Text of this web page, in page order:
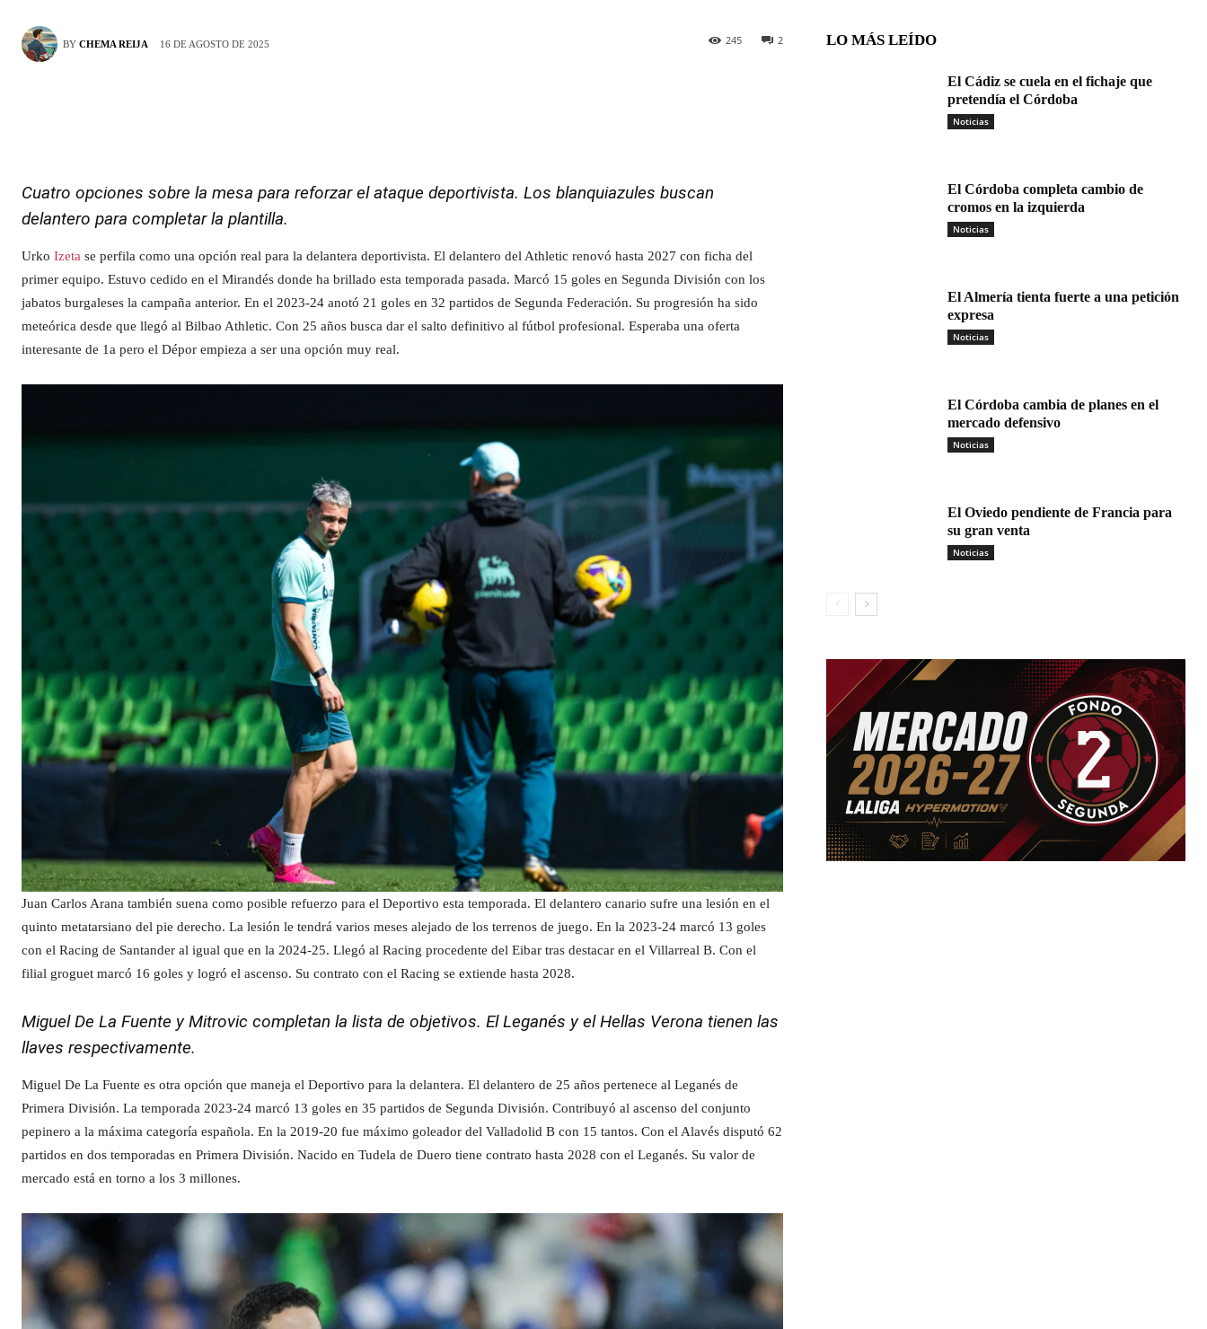
BY CHEMA REIJA 16 DE AGOSTO DE 2025 2
245
Cuatro opciones sobre la mesa para reforzar el ataque deportivista. Los blanquiazules buscan
delantero para completar la plantilla.
Urko Izeta se perfila como una opción real para la delantera deportivista. El delantero del Athletic renovó hasta 2027 con ficha del
primer equipo. Estuvo cedido en el Mirandés donde ha brillado esta temporada pasada. Marcó 15 goles en Segunda División con los
jabatos burgaleses la campaña anterior. En el 2023-24 anotó 21 goles en 32 partidos de Segunda Federación. Su progresión ha sido
meteórica desde que llegó al Bilbao Athletic. Con 25 años busca dar el salto definitivo al fútbol profesional. Esperaba una oferta
interesante de 1a pero el Dépor empieza a ser una opción muy real.
Juan Carlos Arana también suena como posible refuerzo para el Deportivo esta temporada. El delantero canario sufre una lesión en el
quinto metatarsiano del pie derecho. La lesión le tendrá varios meses alejado de los terrenos de juego. En la 2023-24 marcó 13 goles
con el Racing de Santander al igual que en la 2024-25. Llegó al Racing procedente del Eibar tras destacar en el Villarreal B. Con el
filial groguet marcó 16 goles y logró el ascenso. Su contrato con el Racing se extiende hasta 2028.
Miguel De La Fuente y Mitrovic completan la lista de objetivos. El Leganés y el Hellas Verona tienen las
llaves respectivamente.
Miguel De La Fuente es otra opción que maneja el Deportivo para la delantera. El delantero de 25 años pertenece al Leganés de
Primera División. La temporada 2023-24 marcó 13 goles en 35 partidos de Segunda División. Contribuyó al ascenso del conjunto
pepinero a la máxima categoría española. En la 2019-20 fue máximo goleador del Valladolid B con 15 tantos. Con el Alavés disputó 62
partidos en dos temporadas en Primera División. Nacido en Tudela de Duero tiene contrato hasta 2028 con el Leganés. Su valor de
mercado está en torno a los 3 millones.
LO MÁS LEÍDO
El Cádiz se cuela en el fichaje que
pretendía el Córdoba
Noticias
El Córdoba completa cambio de
cromos en la izquierda
Noticias
El Almería tienta fuerte a una petición
expresa
Noticias
El Córdoba cambia de planes en el
mercado defensivo
Noticias
El Oviedo pendiente de Francia para
su gran venta
Noticias